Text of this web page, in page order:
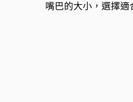
嘴巴的大小，選擇適